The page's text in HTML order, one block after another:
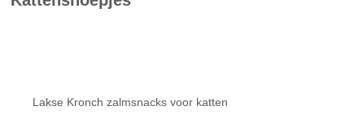
Lakse Kronch zalmsnacks voor katten